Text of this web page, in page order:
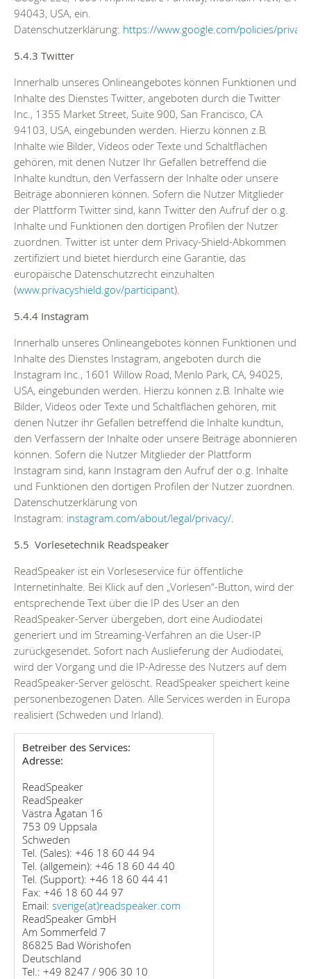
94043, USA, ein.
Datenschutzerklärung: https://www.google.com/policies/
5.4.3 Twitter
Innerhalb unseres Onlineangebotes können Funktionen und
Inhalte des Dienstes Twitter, angeboten durch die Twitter
Inc., 1355 Market Street, Suite 900, San Francisco, CA
94103, USA, eingebunden werden. Hierzu können z.B.
Inhalte wie Bilder, Videos oder Texte und Schaltflächen
gehören, mit denen Nutzer Ihr Gefallen betreffend die
Inhalte kundtun, den Verfassern der Inhalte oder unsere
Beiträge abonnieren können. Sofern die Nutzer Mitglieder
der Plattform Twitter sind, kann Twitter den Aufruf der o.g.
Inhalte und Funktionen den dortigen Profilen der Nutzer
zuordnen. Twitter ist unter dem Privacy-Shield-Abkommen
zertifiziert und bietet hierdurch eine Garantie, das
europäische Datenschutzrecht einzuhalten
(www.privacyshield.gov/participant).
5.4.4 Instagram
Innerhalb unseres Onlineangebotes können Funktionen und
Inhalte des Dienstes Instagram, angeboten durch die
Instagram Inc., 1601 Willow Road, Menlo Park, CA, 94025,
USA, eingebunden werden. Hierzu können z.B. Inhalte wie
Bilder, Videos oder Texte und Schaltflächen gehören, mit
denen Nutzer ihr Gefallen betreffend die Inhalte kundtun,
den Verfassern der Inhalte oder unsere Beiträge abonnieren
können. Sofern die Nutzer Mitglieder der Plattform
Instagram sind, kann Instagram den Aufruf der o.g. Inhalte
und Funktionen den dortigen Profilen der Nutzer zuordnen.
Datenschutzerklärung von
Instagram: instagram.com/about/legal/privacy/.
5.5 Vorlesetechnik Readspeaker
ReadSpeaker ist ein Vorleseservice für öffentliche
Internetinhalte. Bei Klick auf den „Vorlesen“-Button, wird der
entsprechende Text über die IP des User an den
ReadSpeaker-Server übergeben, dort eine Audiodatei
generiert und im Streaming-Verfahren an die User-IP
zurückgesendet. Sofort nach Auslieferung der Audiodatei,
wird der Vorgang und die IP-Adresse des Nutzers auf dem
ReadSpeaker-Server gelöscht. ReadSpeaker speichert keine
personenbezogenen Daten. Alle Services werden in Europa
realisiert (Schweden und Irland).
Betreiber des Services:
Adresse:
ReadSpeaker
ReadSpeaker
Västra Ågatan 16
753 09 Uppsala
Schweden
Tel. (Sales): +46 18 60 44 94
Tel. (allgemein): +46 18 60 44 40
Tel. (Support): +46 18 60 44 41
Fax: +46 18 60 44 97
Email: sverige(at)readspeaker.com
ReadSpeaker GmbH
Am Sommerfeld 7
86825 Bad Wörishofen
Deutschland
Tel.: +49 8247 / 906 30 10